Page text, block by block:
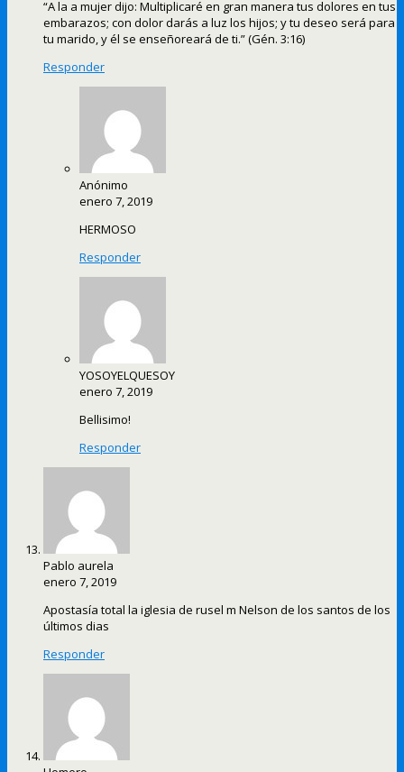
“A la a mujer dijo: Multiplicaré en gran manera tus dolores en tus
embarazos; con dolor darás a luz los hijos; y tu deseo será para
tu marido, y él se enseñoreará de ti.” (Gén. 3:16)
Responder
Anónimo
enero 7, 2019
HERMOSO
Responder
YOSOYELQUESOY
enero 7, 2019
Bellisimo!
Responder
Pablo aurela
enero 7, 2019
Apostasía total la iglesia de rusel m Nelson de los santos de los
últimos dias
Responder